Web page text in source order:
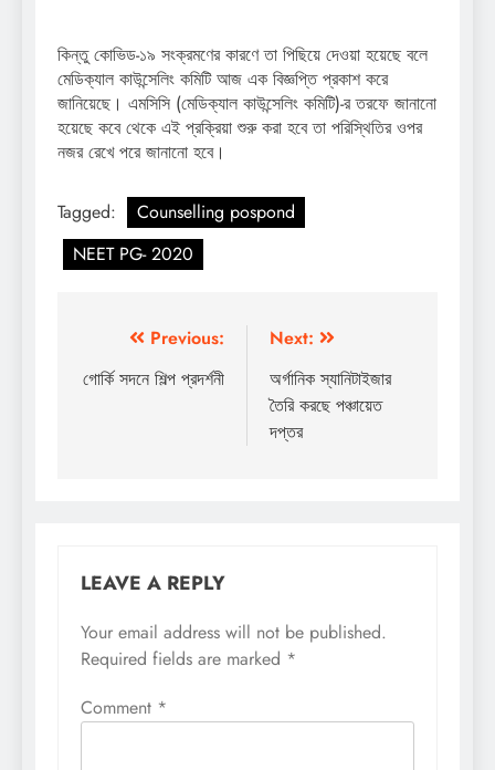
কিন্তু কোভিড-১৯ সংক্রমণের কারণে তা পিছিয়ে দেওয়া হয়েছে বলে
মেডিক্যাল কাউন্সেলিং কমিটি আজ এক বিজ্ঞপ্তি প্রকাশ করে
জানিয়েছে। এমসিসি (মেডিক্যাল কাউন্সেলিং কমিটি)-র তরফে জানানো
হয়েছে কবে থেকে এই প্রক্রিয়া শুরু করা হবে তা পরিস্থিতির ওপর
নজর রেখে পরে জানানো হবে।
Tagged:
Counselling pospond
NEET PG- 2020
navigation
Previous:
গোর্কি সদনে শিল্প প্রদর্শনী
Next:
অর্গানিক স্যানিটাইজার
তৈরি করছে পঞ্চায়েত
দপ্তর
LEAVE A REPLY
Your email address will not be published.
Required fields are marked *
Comment *